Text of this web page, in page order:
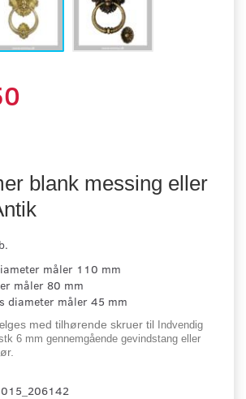
blank messing eller
måler 110 mm
måler 80 mm
diameter måler 45 mm
med tilhørende skruer til Indvendig
6 mm gennemgående gevindstang eller